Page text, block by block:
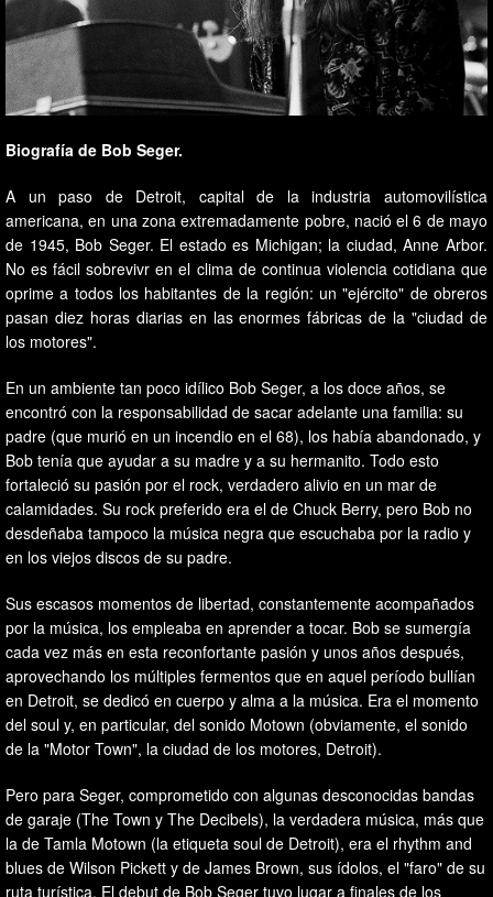
Biografía de Bob Seger.
A un paso de Detroit, capital de la industria automovilística
americana, en una zona extremadamente pobre, nació el 6 de mayo
de 1945, Bob Seger. El estado es Michigan; la ciudad, Anne Arbor.
No es fácil sobrevivr en el clima de continua violencia cotidiana que
oprime a todos los habitantes de la región: un "ejército" de obreros
pasan diez horas diarias en las enormes fábricas de la "ciudad de
los motores".
En un ambiente tan poco idílico Bob Seger, a los doce años, se
encontró con la responsabilidad de sacar adelante una familia: su
padre (que murió en un incendio en el 68), los había abandonado, y
Bob tenía que ayudar a su madre y a su hermanito. Todo esto
fortaleció su pasión por el rock, verdadero alivio en un mar de
calamidades. Su rock preferido era el de Chuck Berry, pero Bob no
desdeñaba tampoco la música negra que escuchaba por la radio y
en los viejos discos de su padre.
Sus escasos momentos de libertad, constantemente acompañados
por la música, los empleaba en aprender a tocar. Bob se sumergía
cada vez más en esta reconfortante pasión y unos años después,
aprovechando los múltiples fermentos que en aquel período bullían
en Detroit, se dedicó en cuerpo y alma a la música. Era el momento
del soul y, en particular, del sonido Motown (obviamente, el sonido
de la "Motor Town", la ciudad de los motores, Detroit).
Pero para Seger, comprometido con algunas desconocidas bandas
de garaje (The Town y The Decibels), la verdadera música, más que
la de Tamla Motown (la etiqueta soul de Detroit), era el rhythm and
blues de Wilson Pickett y de James Brown, sus ídolos, el "faro" de su
ruta turística. El debut de Bob Seger tuvo lugar a finales de los